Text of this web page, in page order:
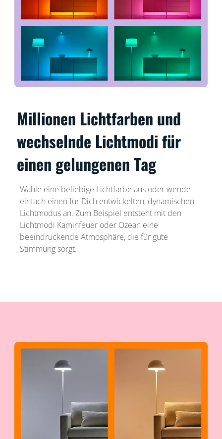
Millionen Lichtfarben und
wechselnde Lichtmodi für
einen gelungenen Tag
Wähle eine beliebige Lichtfarbe aus oder wende
einfach einen für Dich entwickelten, dynamischen
Lichtmodus an. Zum Beispiel entsteht mit den
Lichtmodi Kaminfeuer oder Ozean eine
beeindruckende Atmosphäre, die für gute
Stimmung sorgt.